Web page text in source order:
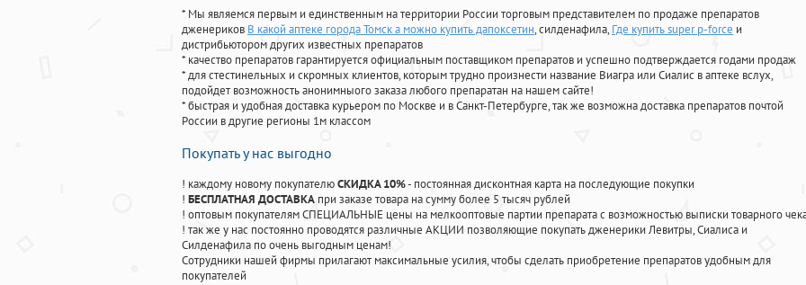
* Мы являемся первым и единственным на территории России торговым представителем по продаже препаратов
дженериков В какой аптеке города Томск а можно купить дапоксетин, силденафила, Где купить super p-force и
дистрибьютором других известных препаратов
* качество препаратов гарантируется официальным поставщиком препаратов и успешно подтверждается годами продаж
* для стестинельных и скромных клиентов, которым трудно произнести название Виагра или Сиалис в аптеке вслух,
подойдет возможность анонимныого заказа любого препаратан на нашем сайте!
* быстрая и удобная доставка курьером по Москве и в Санкт-Петербурге, так же возможна доставка препаратов почтой
России в другие регионы 1м классом
Покупать у нас выгодно
! каждому новому покупателюСКИДКА 10%- постоянная дисконтная карта на последующие покупки
! БЕСПЛАТНАЯ ДОСТАВКА при заказе товара на сумму более 5 тысяч рублей
! оптовым покупателям СПЕЦИАЛЬНЫЕ цены на мелкооптовые партии препарата с возможностью выписки товарного
! так же у нас постоянно проводятся различные АКЦИИ позволяющие покупать дженерики Левитры, Сиалиса и
Силденафила по очень выгодным ценам!
Cотрудники нашей фирмы прилагают максимальные усилия, чтобы сделать приобретение препаратов удобным для
покупателей